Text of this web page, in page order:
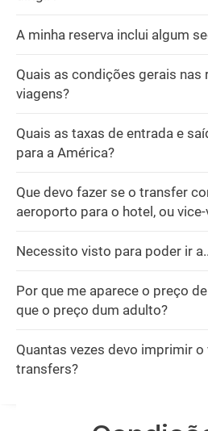
A minha reserva inclui algum
Quais as condições gerais nas
viagens?
Quais as taxas de entrada e
para a América?
Que devo fazer se o transfer
aeroporto para o hotel, ou
Necessito visto para poder ir
Por que me aparece o preço
que o preço dum adulto?
Quantas vezes devo imprimir
transfers?